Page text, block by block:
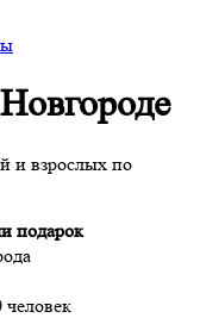
и взрослых по
подарок